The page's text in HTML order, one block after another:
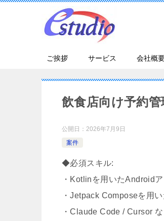
ご挨拶 サービス 会社概
飲食店向け予約
公開日： 2026年7月9日
案件
◆必須スキル:
・Kotlinを用いたAndroid
・Jetpack Composeを用
・Claude Code / Cursor